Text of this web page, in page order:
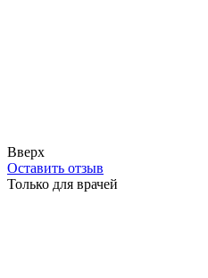
Вверх
Оставить отзыв
Только для врачей